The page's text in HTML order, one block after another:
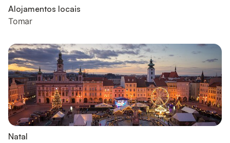
Alojamentos locais
Tomar
Natal